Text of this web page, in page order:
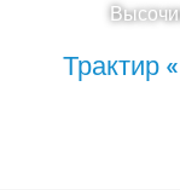
Трактир